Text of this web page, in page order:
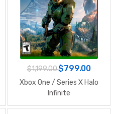
$1,199.00$799.00
Xbox One / Series X Halo
Infinite